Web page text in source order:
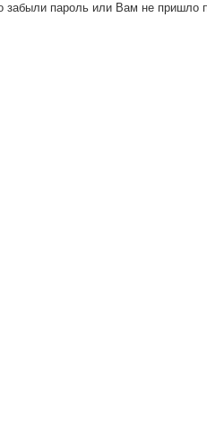
забыли пароль или Вам не пришло